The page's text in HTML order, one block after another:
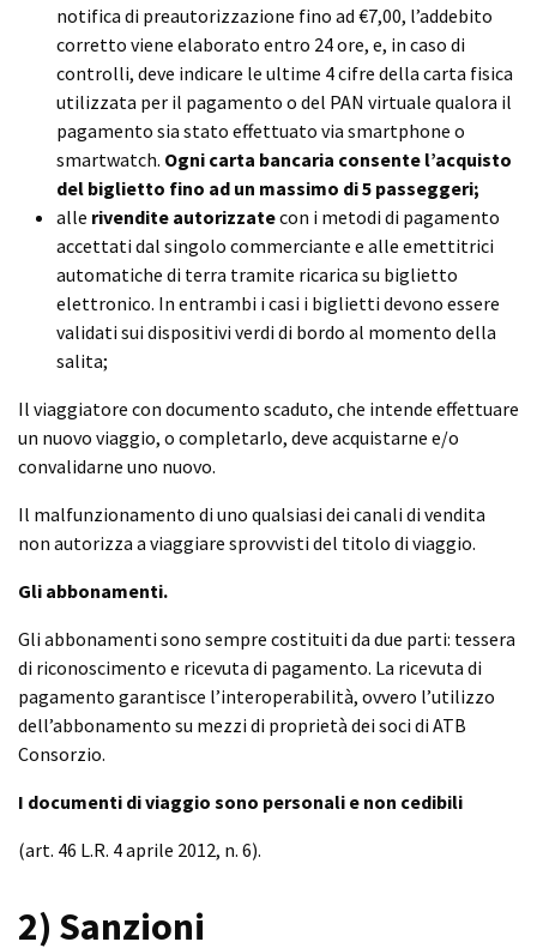
notifica di preautorizzazione fino ad €7,00, l’addebito
corretto viene elaborato entro 24 ore, e, in caso di
controlli, deve indicare le ultime 4 cifre della carta fisica
utilizzata per il pagamento o del PAN virtuale qualora il
pagamento sia stato effettuato via smartphone o
smartwatch. Ogni carta bancaria consente l’acquisto
del biglietto fino ad un massimo di 5 passeggeri;
alle rivendite autorizzatecon i metodi di pagamento
accettati dal singolo commerciante e alle emettitrici
automatiche di terra tramite ricarica su biglietto
elettronico. In entrambi i casi i biglietti devono essere
validati sui dispositivi verdi di bordo al momento della
salita;
Il viaggiatore con documento scaduto, che intende effettuare
un nuovo viaggio, o completarlo, deve acquistarne e/o
convalidarne uno nuovo.
Il malfunzionamento di uno qualsiasi dei canali di vendita
non autorizza a viaggiare sprovvisti del titolo di viaggio.
Gli abbonamenti.
Gli abbonamenti sono sempre costituiti da due parti: tessera
di riconoscimento e ricevuta di pagamento. La ricevuta di
pagamento garantisce l’interoperabilità, ovvero l’utilizzo
dell’abbonamento su mezzi di proprietà dei soci di ATB
Consorzio.
I documenti di viaggio sono personali e non cedibili
(art. 46 L.R. 4 aprile 2012, n. 6).
2) Sanzioni